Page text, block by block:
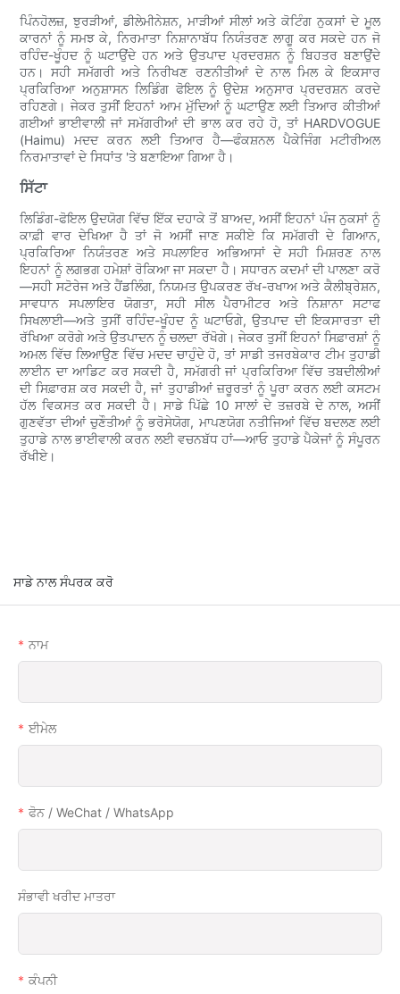
ਪਿੰਨਹੋਲਜ਼, ਝੁਰੜੀਆਂ, ਡੀਲੇਮੀਨੇਸ਼ਨ, ਮਾੜੀਆਂ ਸੀਲਾਂ ਅਤੇ ਕੋਟਿੰਗ ਨੁਕਸਾਂ ਦੇ ਮੂਲ
ਕਾਰਨਾਂ ਨੂੰ ਸਮਝ ਕੇ, ਨਿਰਮਾਤਾ ਨਿਸ਼ਾਨਾਬੱਧ ਨਿਯੰਤਰਣ ਲਾਗੂ ਕਰ ਸਕਦੇ ਹਨ ਜੋ
ਰਹਿੰਦ-ਖੂੰਹਦ ਨੂੰ ਘਟਾਉਂਦੇ ਹਨ ਅਤੇ ਉਤਪਾਦ ਪ੍ਰਦਰਸ਼ਨ ਨੂੰ ਬਿਹਤਰ ਬਣਾਉਂਦੇ
ਹਨ। ਸਹੀ ਸਮੱਗਰੀ ਅਤੇ ਨਿਰੀਖਣ ਰਣਨੀਤੀਆਂ ਦੇ ਨਾਲ ਮਿਲ ਕੇ ਇਕਸਾਰ
ਪ੍ਰਕਿਰਿਆ ਅਨੁਸ਼ਾਸਨ ਲਿਡਿੰਗ ਫੋਇਲ ਨੂੰ ਉਦੇਸ਼ ਅਨੁਸਾਰ ਪ੍ਰਦਰਸ਼ਨ ਕਰਦੇ
ਰਹਿਣਗੇ। ਜੇਕਰ ਤੁਸੀਂ ਇਹਨਾਂ ਆਮ ਮੁੱਦਿਆਂ ਨੂੰ ਘਟਾਉਣ ਲਈ ਤਿਆਰ ਕੀਤੀਆਂ
ਗਈਆਂ ਭਾਈਵਾਲੀ ਜਾਂ ਸਮੱਗਰੀਆਂ ਦੀ ਭਾਲ ਕਰ ਰਹੇ ਹੋ, ਤਾਂ HARDVOGUE
(Haimu) ਮਦਦ ਕਰਨ ਲਈ ਤਿਆਰ ਹੈ—ਫੰਕਸ਼ਨਲ ਪੈਕੇਜਿੰਗ ਮਟੀਰੀਅਲ
ਨਿਰਮਾਤਾਵਾਂ ਦੇ ਸਿਧਾਂਤ 'ਤੇ ਬਣਾਇਆ ਗਿਆ ਹੈ।
ਸਿੱਟਾ
ਲਿਡਿੰਗ-ਫੋਇਲ ਉਦਯੋਗ ਵਿੱਚ ਇੱਕ ਦਹਾਕੇ ਤੋਂ ਬਾਅਦ, ਅਸੀਂ ਇਹਨਾਂ ਪੰਜ ਨੁਕਸਾਂ ਨੂੰ
ਕਾਫ਼ੀ ਵਾਰ ਦੇਖਿਆ ਹੈ ਤਾਂ ਜੋ ਅਸੀਂ ਜਾਣ ਸਕੀਏ ਕਿ ਸਮੱਗਰੀ ਦੇ ਗਿਆਨ,
ਪ੍ਰਕਿਰਿਆ ਨਿਯੰਤਰਣ ਅਤੇ ਸਪਲਾਇਰ ਅਭਿਆਸਾਂ ਦੇ ਸਹੀ ਮਿਸ਼ਰਣ ਨਾਲ
ਇਹਨਾਂ ਨੂੰ ਲਗਭਗ ਹਮੇਸ਼ਾਂ ਰੋਕਿਆ ਜਾ ਸਕਦਾ ਹੈ। ਸਧਾਰਨ ਕਦਮਾਂ ਦੀ ਪਾਲਣਾ ਕਰੋ
—ਸਹੀ ਸਟੋਰੇਜ ਅਤੇ ਹੈਂਡਲਿੰਗ, ਨਿਯਮਤ ਉਪਕਰਣ ਰੱਖ-ਰਖਾਅ ਅਤੇ ਕੈਲੀਬ੍ਰੇਸ਼ਨ,
ਸਾਵਧਾਨ ਸਪਲਾਇਰ ਯੋਗਤਾ, ਸਹੀ ਸੀਲ ਪੈਰਾਮੀਟਰ ਅਤੇ ਨਿਸ਼ਾਨਾ ਸਟਾਫ
ਸਿਖਲਾਈ—ਅਤੇ ਤੁਸੀਂ ਰਹਿੰਦ-ਖੂੰਹਦ ਨੂੰ ਘਟਾਓਗੇ, ਉਤਪਾਦ ਦੀ ਇਕਸਾਰਤਾ ਦੀ
ਰੱਖਿਆ ਕਰੋਗੇ ਅਤੇ ਉਤਪਾਦਨ ਨੂੰ ਚਲਦਾ ਰੱਖੋਗੇ। ਜੇਕਰ ਤੁਸੀਂ ਇਹਨਾਂ ਸਿਫ਼ਾਰਸ਼ਾਂ ਨੂੰ
ਅਮਲ ਵਿੱਚ ਲਿਆਉਣ ਵਿੱਚ ਮਦਦ ਚਾਹੁੰਦੇ ਹੋ, ਤਾਂ ਸਾਡੀ ਤਜਰਬੇਕਾਰ ਟੀਮ ਤੁਹਾਡੀ
ਲਾਈਨ ਦਾ ਆਡਿਟ ਕਰ ਸਕਦੀ ਹੈ, ਸਮੱਗਰੀ ਜਾਂ ਪ੍ਰਕਿਰਿਆ ਵਿੱਚ ਤਬਦੀਲੀਆਂ
ਦੀ ਸਿਫ਼ਾਰਸ਼ ਕਰ ਸਕਦੀ ਹੈ, ਜਾਂ ਤੁਹਾਡੀਆਂ ਜ਼ਰੂਰਤਾਂ ਨੂੰ ਪੂਰਾ ਕਰਨ ਲਈ ਕਸਟਮ
ਹੱਲ ਵਿਕਸਤ ਕਰ ਸਕਦੀ ਹੈ। ਸਾਡੇ ਪਿੱਛੇ 10 ਸਾਲਾਂ ਦੇ ਤਜ਼ਰਬੇ ਦੇ ਨਾਲ, ਅਸੀਂ
ਗੁਣਵੱਤਾ ਦੀਆਂ ਚੁਣੌਤੀਆਂ ਨੂੰ ਭਰੋਸੇਯੋਗ, ਮਾਪਣਯੋਗ ਨਤੀਜਿਆਂ ਵਿੱਚ ਬਦਲਣ ਲਈ
ਤੁਹਾਡੇ ਨਾਲ ਭਾਈਵਾਲੀ ਕਰਨ ਲਈ ਵਚਨਬੱਧ ਹਾਂ—ਆਓ ਤੁਹਾਡੇ ਪੈਕੇਜਾਂ ਨੂੰ ਸੰਪੂਰਨ
ਰੱਖੀਏ।
ਸਾਡੇ ਨਾਲ ਸੰਪਰਕ ਕਰੋ
ਨਾਮ
ਈਮੇਲ
ਫੋਨ / WeChat / WhatsApp
ਸੰਭਾਵੀ ਖਰੀਦ ਮਾਤਰਾ
ਕੰਪਨੀ